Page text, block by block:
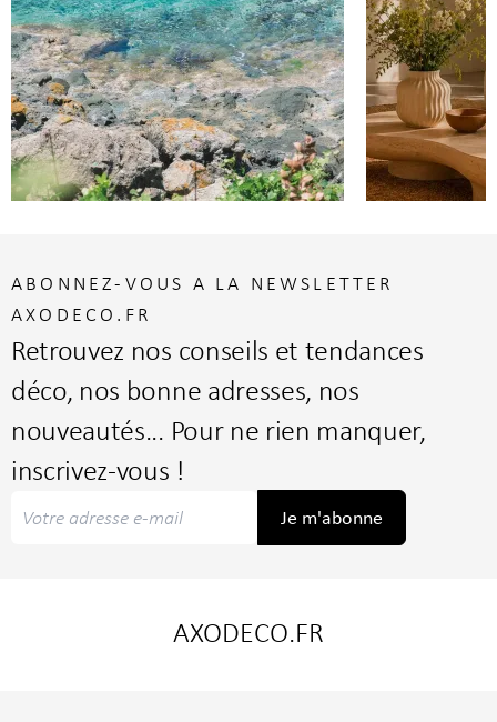
ABONNEZ-VOUS A LA NEWSLETTER
AXODECO.FR
Retrouvez nos conseils et tendances
déco, nos bonne adresses, nos
nouveautés... Pour ne rien manquer,
inscrivez-vous !
Je m'abonne
AXODECO.FR